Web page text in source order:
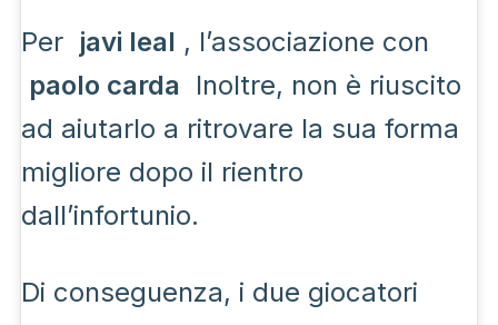
Per javi leal , l’associazione con
paolo carda Inoltre, non è riuscito
ad aiutarlo a ritrovare la sua forma
migliore dopo il rientro
dall’infortunio.
Di conseguenza, i due giocatori